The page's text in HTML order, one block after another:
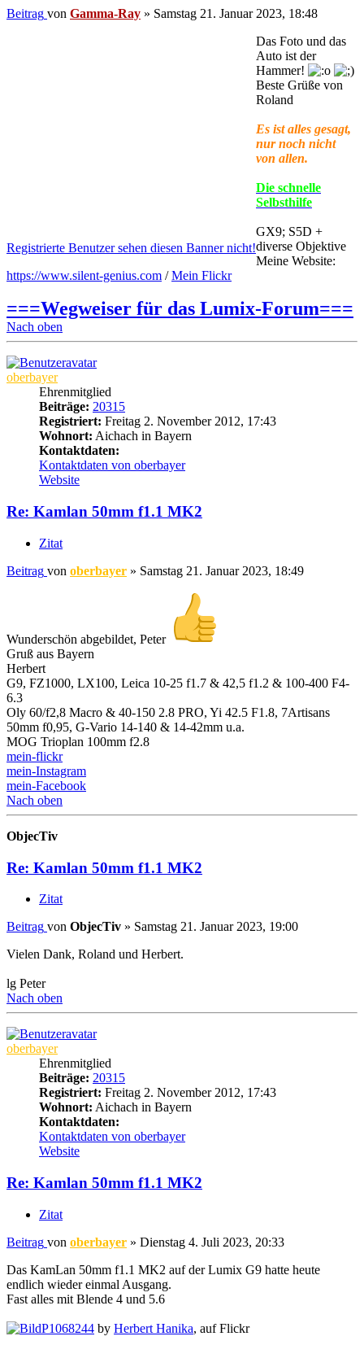
Beitrag von Gamma-Ray » Samstag 21. Januar 2023, 18:48
Registrierte Benutzer sehen diesen Banner nicht!
Das Foto und das
Auto ist der
Hammer!
Beste Grüße von
Roland
Es ist alles gesagt,
nur noch nicht
von allen.
Die schnelle
Selbsthilfe
GX9; S5D +
diverse Objektive
Meine Website:
https://www.silent-genius.com /Mein Flickr
===Wegweiser für das Lumix-Forum===
Nach oben
oberbayer
Ehrenmitglied
Beiträge: 20315
Registriert: Freitag 2. November 2012, 17:43
Wohnort: Aichach in Bayern
Kontaktdaten:
Kontaktdaten von oberbayer
Website
Re: Kamlan 50mm f1.1 MK2
Zitat
Beitrag von oberbayer » Samstag 21. Januar 2023, 18:49
Wunderschön abgebildet, Peter
Gruß aus Bayern
Herbert
G9, FZ1000, LX100, Leica 10-25 f1.7 & 42,5 f1.2 & 100-400 F4-
6.3
Oly 60/f2,8 Macro & 40-150 2.8 PRO, Yi 42.5 F1.8, 7Artisans
50mm f0,95, G-Vario 14-140 & 14-42mm u.a.
MOG Trioplan 100mm f2.8
mein-flickr
mein-Instagram
mein-Facebook
Nach oben
ObjecTiv
Re: Kamlan 50mm f1.1 MK2
Zitat
Beitrag von ObjecTiv » Samstag 21. Januar 2023, 19:00
Vielen Dank, Roland und Herbert.
lg Peter
Nach oben
oberbayer
Ehrenmitglied
Beiträge: 20315
Registriert: Freitag 2. November 2012, 17:43
Wohnort: Aichach in Bayern
Kontaktdaten:
Kontaktdaten von oberbayer
Website
Re: Kamlan 50mm f1.1 MK2
Zitat
Beitrag von oberbayer » Dienstag 4. Juli 2023, 20:33
Das KamLan 50mm f1.1 MK2 auf der Lumix G9 hatte heute
endlich wieder einmal Ausgang.
Fast alles mit Blende 4 und 5.6
P1068244 by Herbert Hanika, auf Flickr